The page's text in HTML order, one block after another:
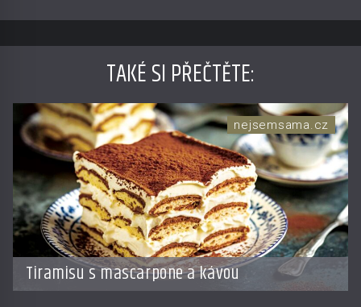
TAKÉ SI PŘEČTĚTE:
Tiramisu s mascarpone a kávou
nejsemsama.cz